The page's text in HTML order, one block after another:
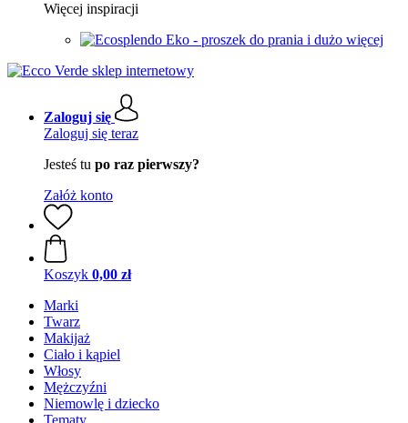
Więcej inspiracji
Eko - proszek do prania i dużo więcej
Zaloguj się
Zaloguj się teraz
Jesteś tu po raz pierwszy?
Załóż konto
Koszyk 0,00 zł
Marki
Twarz
Makijaż
Ciało i kąpiel
Włosy
Mężczyźni
Niemowlę i dziecko
Tematy